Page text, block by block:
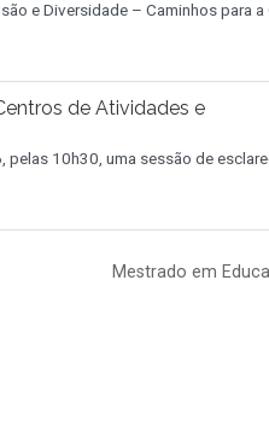
e Diversidade – Caminhos para a
de Atividades e
pelas 10h30, uma sessão de
Mestrado em